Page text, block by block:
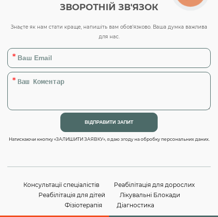
ЗВОРОТНІЙ ЗВ'ЯЗОК
Знаєте як нам стати краще, напишіть вам обов’язково. Ваша думка важлива
для нас.
Натискаючи кнопку «ЗАЛИШИТИ ЗАЯВКУ», я даю згоду на обробку персональних даних.
Консультації спеціалістів
Реабілітація для дорослих
Реабілітація для дітей
Лікувальні Блокади
Фізіотерапія
Діагностика